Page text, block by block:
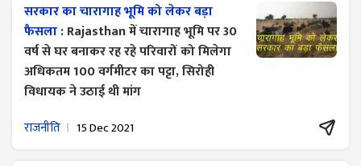
सरकार का चारागाह भूमि को लेकर बड़ा
फैसला :Rajasthan में चारागाह भूमि पर 30
वर्ष से घर बनाकर रह रहे परिवारों को मिलेगा
अधिकतम 100 वर्गमीटर का पट्टा, सिरोही
विधायक ने उठाई थी मांग
राजनीति 15 Dec 2021